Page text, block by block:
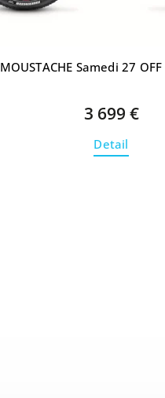
MOUSTACHE Samedi 27
3 699 €
Detail